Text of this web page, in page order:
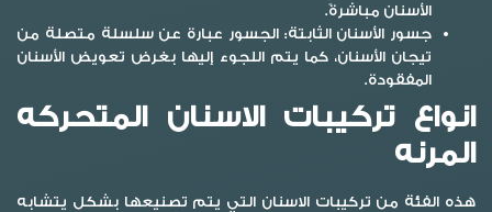
الأسنان مباشرةً.
جسور الأسنان الثابتة: الجسور عبارة عن سلسلة متصلة من
تيجان الأسنان، كما يتم اللجوء إليها بغرض تعويض الأسنان
المفقودة.
انواع تركيبات الاسنان المتحركه
المرنه
هذه الفئة من تركيبات الاسنان التي يتم تصنيعها بشكل يتشابه